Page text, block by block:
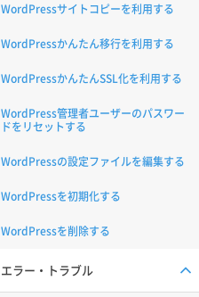
WordPressサイトコピーを利用する
WordPressかんたん移行を利用する
WordPressかんたんSSL化を利用する
WordPress管理者ユーザーのパスワー
ドをリセットする
WordPressの設定ファイルを編集する
WordPressを初期化する
WordPressを削除する
エラー・トラブル